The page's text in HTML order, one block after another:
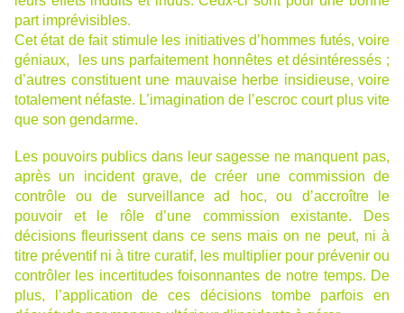
part imprévisibles.
Cet état de fait stimule les initiatives d’hommes futés, voire
géniaux, les uns parfaitement honnêtes et désintéressés ;
d’autres constituent une mauvaise herbe insidieuse, voire
totalement néfaste. L’imagination de l’escroc court plus vite
que son gendarme.
Les pouvoirs publics dans leur sagesse ne manquent pas,
après un incident grave, de créer une commission de
contrôle ou de surveillance ad hoc, ou d’accroître le
pouvoir et le rôle d’une commission existante. Des
décisions fleurissent dans ce sens mais on ne peut, ni à
titre préventif ni à titre curatif, les multiplier pour prévenir ou
contrôler les incertitudes foisonnantes de notre temps. De
plus, l’application de ces décisions tombe parfois en